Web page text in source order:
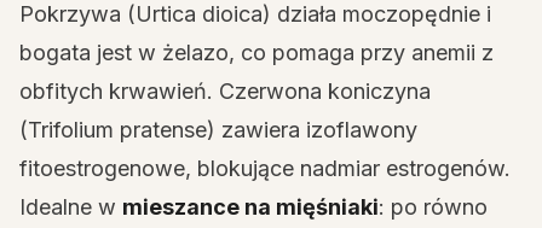
Pokrzywa (Urtica dioica) działa moczopędnie i
bogata jest w żelazo, co pomaga przy anemii z
obfitych krwawień. Czerwona koniczyna
(Trifolium pratense) zawiera izoflawony
fitoestrogenowe, blokujące nadmiar estrogenów.
Idealne w mieszance na mięśniaki: po równo